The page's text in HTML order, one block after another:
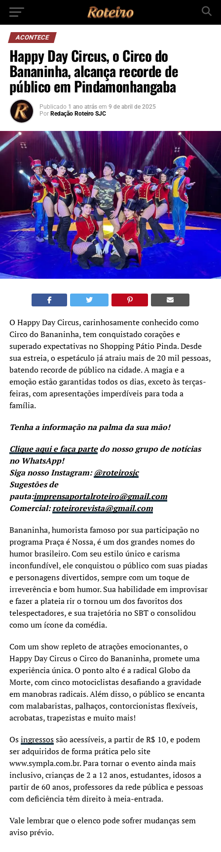
ACONTECE
Happy Day Circus, o Circo do
Bananinha, alcança recorde de
público em Pindamonhangaba
Publicado 1 ano atrás em 9 de abril de 2025
Por Redação Roteiro SJC
O Happy Day Circus, carinhosamente conhecido como
Circo do Bananinha, tem conquistado corações e
superado expectativas no Shopping Pátio Pinda. Desde
sua estreia, o espetáculo já atraiu mais de 20 mil pessoas,
batendo recorde de público na cidade. A magia e a
emoção estão garantidas todos os dias, exceto às terças-
feiras, com apresentações imperdíveis para toda a
família.
Tenha a informação na palma da sua mão!
Clique aqui e faça partedo nosso grupo de notícias
no WhatsApp!
Siga nosso Instagram:@roteirosjc
Sugestões de
pauta:imprensaportalroteiro@gmail.com
Comercial:roteirorevista@gmail.com
Bananinha, humorista famoso por sua participação no
programa Praça é Nossa, é um dos grandes nomes do
humor brasileiro. Com seu estilo único e carisma
inconfundível, ele conquistou o público com suas piadas
e personagens divertidos, sempre com um toque de
irreverência e bom humor. Sua habilidade em improvisar
e fazer a plateia rir o tornou um dos favoritos dos
telespectadores, e sua trajetória no SBT o consolidou
como um ícone da comédia.
Com um show repleto de atrações emocionantes, o
Happy Day Circus o Circo do Bananinha, promete uma
experiência única. O ponto alto é a radical Globo da
Morte, com cinco motociclistas desafiando a gravidade
em manobras radicais. Além disso, o público se encanta
com malabaristas, palhaços, contorcionistas flexíveis,
acrobatas, trapezistas e muito mais!
Osingressossão acessíveis, a partir de R$ 10, e podem
ser adquiridos de forma prática pelo site
www.sympla.com.br. Para tornar o evento ainda mais
inclusivo, crianças de 2 a 12 anos, estudantes, idosos a
partir de 60 anos, professores da rede pública e pessoas
com deficiência têm direito à meia-entrada.
Vale lembrar que o elenco pode sofrer mudanças sem
aviso prévio.